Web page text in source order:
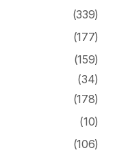
(339)
(177)
(159)
(34)
(178)
(10)
(106)